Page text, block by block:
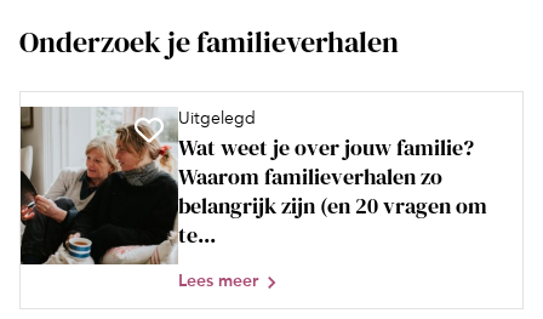
Onderzoek je familieverhalen
Uitgelegd
Wat weet je over jouw familie?
Waarom familieverhalen zo
belangrijk zijn (en 20 vragen om
te...
Lees meer